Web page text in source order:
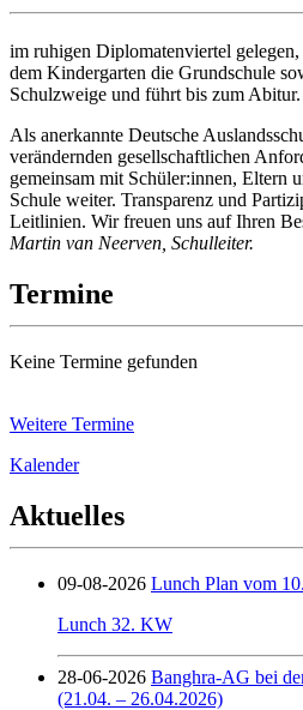
im ruhigen Diplomatenviertel gelegen,
dem Kindergarten die Grundschule
Schulzweige und führt bis zum Abitur.
Als anerkannte Deutsche
verändernden gesellschaftlichen
gemeinsam mit Schüler:innen, Eltern
Schule weiter. Transparenz und
Leitlinien. Wir freuen uns auf Ihren
Martin van Neerven, Schulleiter.
Termine
Keine Termine gefunden
Weitere Termine
Kalender
Aktuelles
09-08-2026 Lunch Plan vom
Lunch 32. KW
28-06-2026 Banghra-AG bei
(21.04. – 26.04.2026)